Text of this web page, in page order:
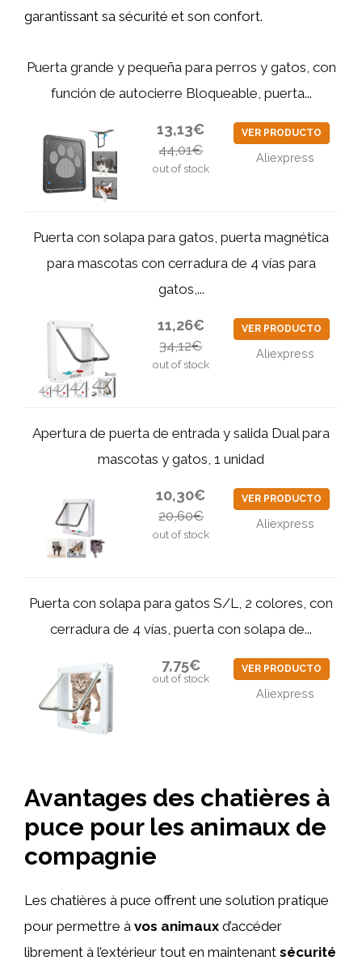
garantissant sa sécurité et son confort.
Puerta grande y pequeña para perros y gatos, con
función de autocierre Bloqueable, puerta...
13,13€
44,01€
out of stock
VER PRODUCTO
Aliexpress
Puerta con solapa para gatos, puerta magnética
para mascotas con cerradura de 4 vías para
gatos,...
11,26€
34,12€
out of stock
VER PRODUCTO
Aliexpress
Apertura de puerta de entrada y salida Dual para
mascotas y gatos, 1 unidad
10,30€
20,60€
out of stock
VER PRODUCTO
Aliexpress
Puerta con solapa para gatos S/L, 2 colores, con
cerradura de 4 vías, puerta con solapa de...
7,75€
out of stock
VER PRODUCTO
Aliexpress
Avantages des chatières à
puce pour les animaux de
compagnie
Les chatières à puce offrent une solution pratique
pour permettre à vos animaux d’accéder
librement à l’extérieur tout en maintenant sécurité